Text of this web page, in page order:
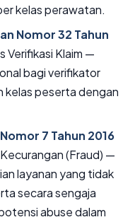
kelas perawatan.
Nomor 32 Tahun
Verifikasi Klaim —
bagi verifikator
kelas peserta dengan
7 Tahun 2016
(Fraud) —
layanan yang tidak
secara sengaja
abuse dalam